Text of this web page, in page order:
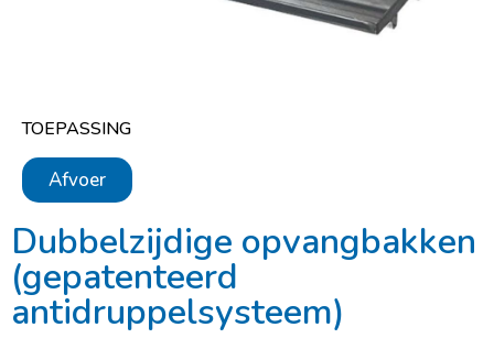
TOEPASSING
Afvoer
Dubbelzijdige opvangbakken
(gepatenteerd
antidruppelsysteem)